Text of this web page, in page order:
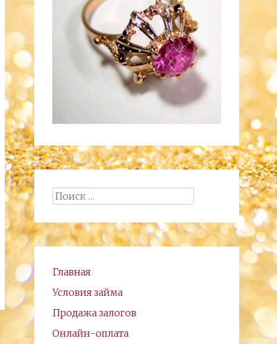
Поиск:
Главная
Условия займа
Продажа залогов
Онлайн-оплата